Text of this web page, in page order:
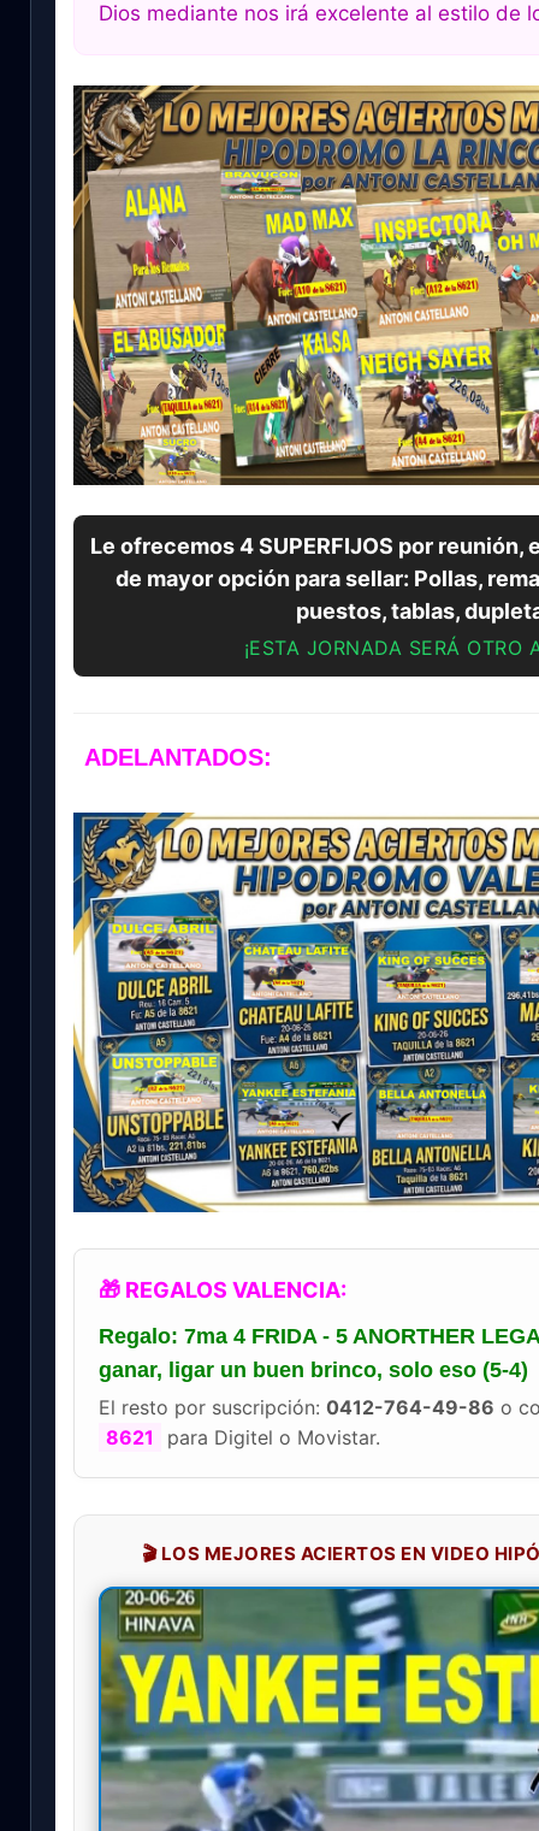
Dios mediante nos irá excelente al estilo de
Le ofrecemos 4 SUPERFIJOS por reunión,
de mayor opción para sellar: Pollas,
puestos, tablas,
¡ESTA JORNADA SERÁ OTRO
ADELANTADOS:
🎁 REGALOS VALENCIA:
Regalo: 7ma 4 FRIDA - 5 ANORTHER
ganar, ligar un buen brinco, solo eso (5-4)
El resto por suscripción: 0412-764-49-86 o
8621
para Digitel o Movistar.
🎬 LOS MEJORES ACIERTOS EN VIDEO